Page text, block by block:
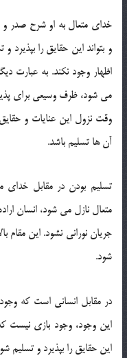
خدای متعال به او شرح صدر
و بتواند این حقایق را
اظهار وجود نكند. به عبارت
می شود، ظرف وسیعی برای
وقت نزول این عنایات و
آن ها تسلیم باشد.
تسلیم بودن در مقابل
متعال نازل می شود، انسان
جریان نورانی نشود. این مقام
شود.
در مقابل انسانی است كه
این وجود، وجود بازی نیست
این حقایق را بپذیرد و تسلیم